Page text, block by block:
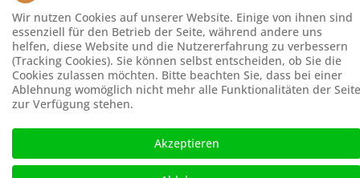
© Schachbezirk Hochsauerland 2026, Powered byTheme-
Point. Design byTheme-Point
Wir nutzen Cookies auf unserer Website. Einige von ihnen sind
essenziell für den Betrieb der Seite, während andere uns
helfen, diese Website und die Nutzererfahrung zu verbessern
(Tracking Cookies). Sie können selbst entscheiden, ob Sie die
Cookies zulassen möchten. Bitte beachten Sie, dass bei einer
Ablehnung womöglich nicht mehr alle Funktionalitäten der Seite
zur Verfügung stehen.
Akzeptieren